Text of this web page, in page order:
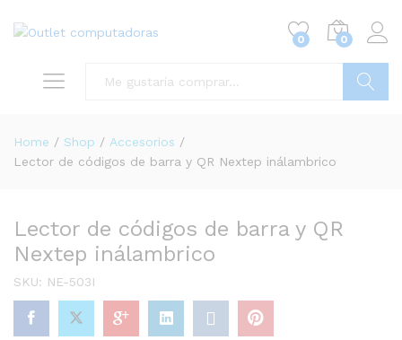
0 0
Home / Shop / Accesorios /
Lector de códigos de barra y QR Nextep inálambrico
Lector de códigos de barra y QR
Nextep inálambrico
SKU: NE-503I